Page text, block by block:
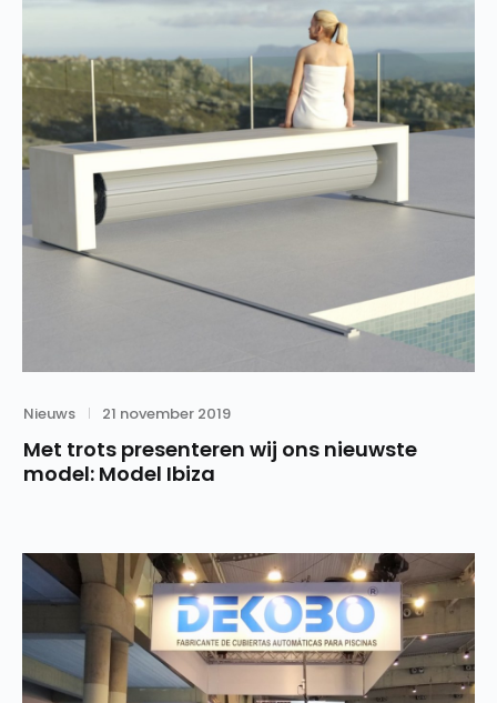
Category
Nieuws
Posted
21 november 2019
Met trots presenteren wij ons nieuwste
model: Model Ibiza